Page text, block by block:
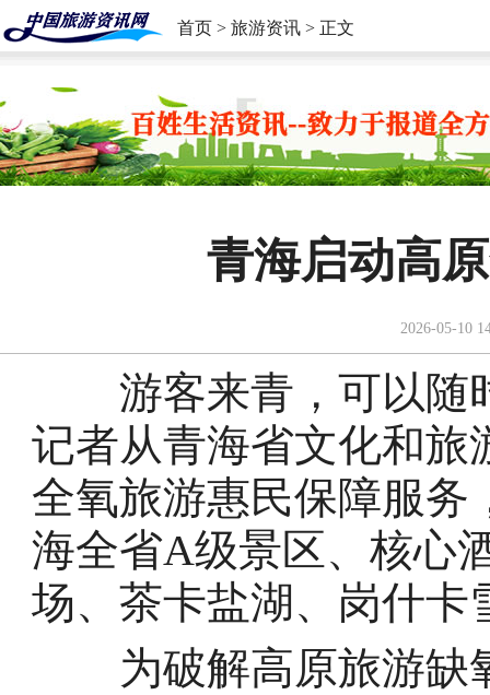
首页 > 旅游资讯 > 正文
青海启动高
2026-05-10
游客来青，可以随
记者从青海省文化和旅
全氧旅游惠民保障服务
海全省A级景区、核心
场、茶卡盐湖、岗什卡
为破解高原旅游缺